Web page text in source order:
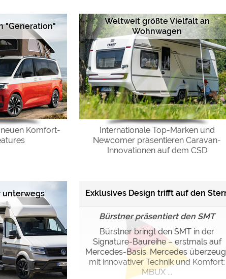
"Generation"
Komfort-
Weltweit größte Vielfalt an
Wohnwagen
Internationale Top-Marken und
Newcomer präsentieren Caravan-
Innovationen auf dem CSD
unterwegs Exklusives Design trifft auf den
Bürstner präsentiert den SMT
Bürstner bringt den SMT in der
Signature-Baureihe – erstmals auf
Mercedes-Basis. Mercedes
mit innovativer Technik und Komfort:
MBUX ...